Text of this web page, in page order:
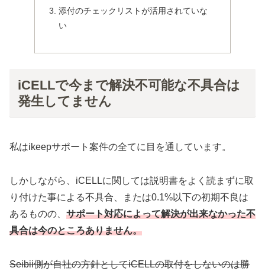
添付のチェックリストが活用されていな
い
iCELLで今まで解決不可能な不具合は
発生してません
私はikeepサポート案件の全てに目を通しています。
しかしながら、iCELLに関しては説明書をよく読まずに取
り付けた事による不具合、または0.1%以下の初期不良は
あるものの、 サポート対応によって解決が出来なかった不
具合は今のところありません。
Seibii側が自社の方針としてiCELLの取付をしないのは勝